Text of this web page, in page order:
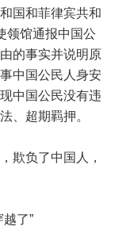
国和菲律宾共和
领馆通报中国公
的事实并说明原
中国公民人身安
中国公民没有违
、超期羁押。
欺负了中国人，
了”